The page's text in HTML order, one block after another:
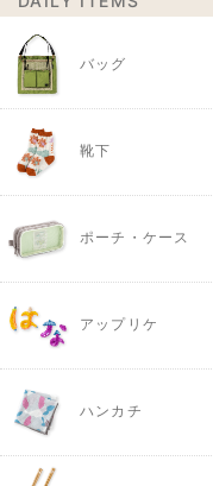
バッグ
靴下
ポーチ・ケース
アップリケ
ハンカチ